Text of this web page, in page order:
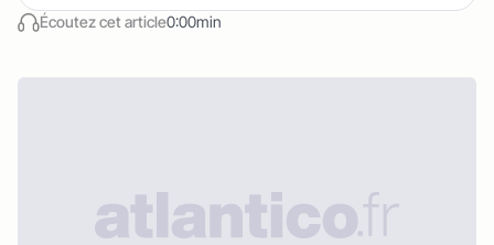
Écoutez cet article0:00min